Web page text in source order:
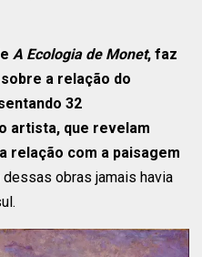
A Ecologia de Monet, faz
a relação do
32
artista, que revelam
relação com a paisagem
dessas obras jamais havia